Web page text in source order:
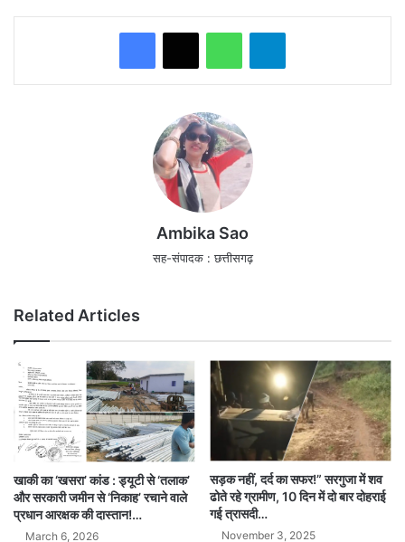
WhatsAppTelegram
Ambika Sao
सह-संपादक : छत्तीसगढ़
Related Articles
खाकी का ‘खसरा’ कांड : ड्यूटी से ‘तलाक’
और सरकारी जमीन से ‘निकाह’ रचाने वाले
प्रधान आरक्षक की दास्तान!…
March 6, 2026
सड़क नहीं, दर्द का सफर!” सरगुजा में शव
ढोते रहे ग्रामीण, 10 दिन में दो बार दोहराई
गई त्रासदी…
November 3, 2025